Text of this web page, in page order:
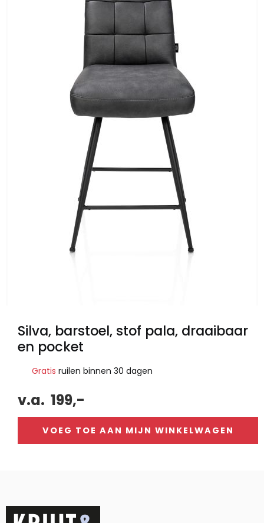
Silva, barstoel, stof pala, draaibaar
en pocket
Gratis ruilen binnen 30 dagen
v.a. 199,-
VOEG TOE AAN MIJN WINKELWAGEN